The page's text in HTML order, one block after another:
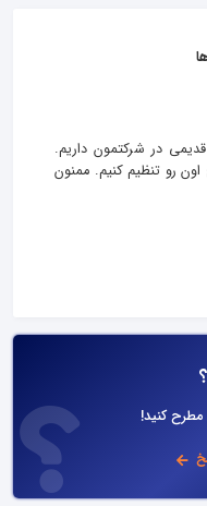
در شرکتمون داریم.
اون رو تنظیم کنیم. ممنون
کنید!